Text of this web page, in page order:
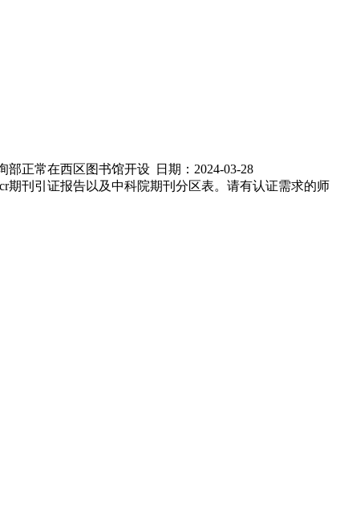
日期：2024-03-28
部正常在西区图书馆开设
期刊引证报告以及中科院期刊分区表。请有认证需求的师